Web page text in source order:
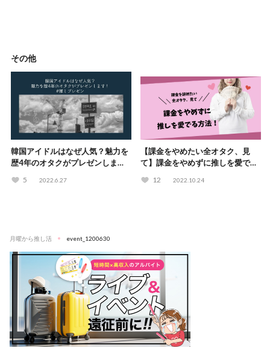
その他
韓国アイドルはなぜ人気？魅力を
歴4年のオタクがプレゼンしま
5 2022.6.27
【課金をやめたい全オタク、見
て】課金をやめずに推しを愛でる
12 2022.10.24
月曜から推し活 event_1200630